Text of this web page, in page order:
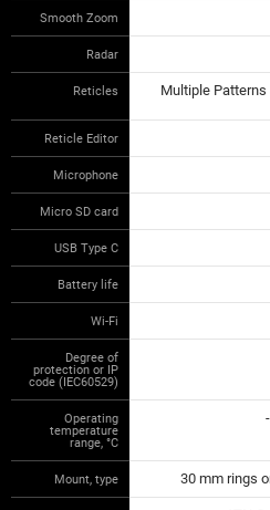
Smooth Zoom
Radar
Reticles Multiple Patterns
Reticle Editor
Microphone
Micro SD card
USB Type C
Battery life
Wi-Fi
Degree of
protection or IP
code (IEC60529)
Operating
temperature
range, °С
Mount, type 30 mm rings